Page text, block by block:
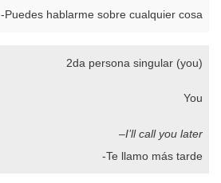
-Puedes hablarme sobre cualquier cosa
2da persona singular (you)
You
–I’ll call you later
-Te llamo más tarde